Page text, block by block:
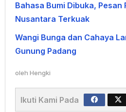
Bahasa Bumi Dibuka, Pesan
Nusantara Terkuak
Wangi Bunga dan Cahaya
Gunung Padang
oleh Hengki
Ikuti Kami Pada